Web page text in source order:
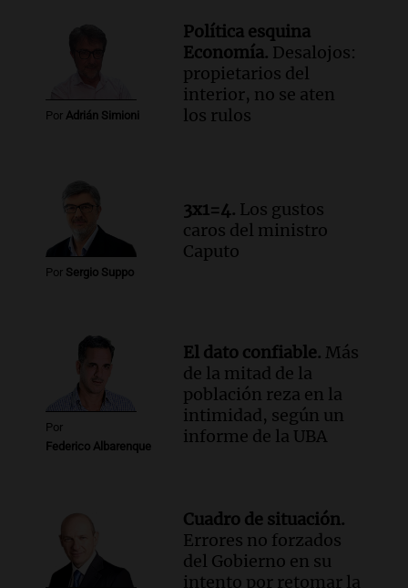
Audio.El Tesoro Nacional captura 12
billones de pesos y genera excedente de
liquidez de 4 billones
Panorama Federal
según San Ignacio de Loyola
Panorama Federal
Episodios
Audio.Tormentas y filtraciones: "El
agua entra por donde menos
Episodios
Por Adrián Simioni
Política esquina
Economía. Desalojos:
propietarios del
interior, no se aten
los rulos
Por Sergio Suppo
3x1=4. Los gustos
caros del ministro
Caputo
Por
Federico Albarenque
El dato confiable. Más
de la mitad de la
población reza en la
intimidad, según un
informe de la UBA
Cuadro de situación.
Errores no forzados
del Gobierno en su
intento por retomar la